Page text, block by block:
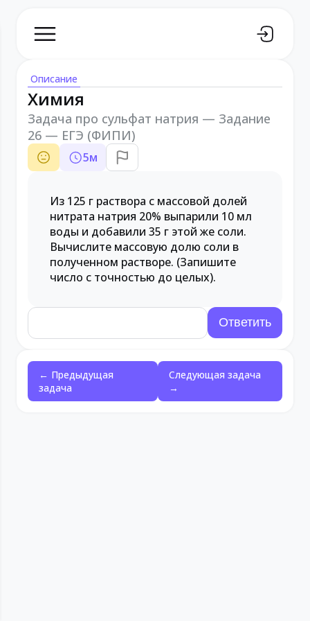
Описание
Химия
Задача про сульфат натрия — Задание
26 — ЕГЭ (ФИПИ)
5м
Из 125 г раствора с массовой долей
нитрата натрия 20% выпарили 10 мл
воды и добавили 35 г этой же соли.
Вычислите массовую долю соли в
полученном растворе. (Запишите
число с точностью до целых).
← Предыдущая
задача
Следующая задача
→